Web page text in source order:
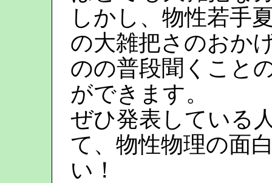
しかし、物性若手
の大雑把さのおか
のの普段聞くこと
ができます。
ぜひ発表している
て、物性物理の面
い！